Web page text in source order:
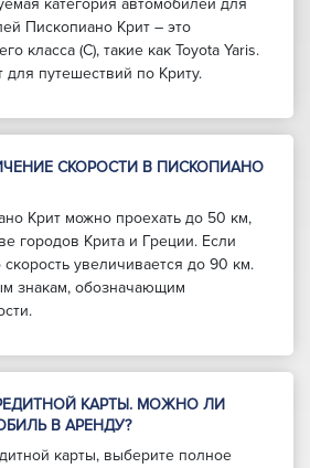
категория автомобилей для
Пископиано Крит – это
класса (C), такие как Toyota Yaris.
путешествий по Криту.
СКОРОСТИ В ПИСКОПИАНО
Крит можно проехать до 50 км,
городов Крита и Греции. Если
скорость увеличивается до 90 км.
знакам, обозначающим
КАРТЫ. МОЖНО ЛИ
В АРЕНДУ?
карты, выберите полное